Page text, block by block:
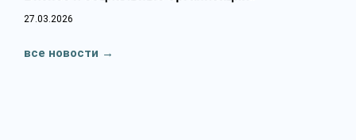
27.03.2026
все новости →